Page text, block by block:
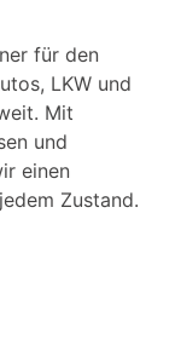
für den
LKW und
Mit
und
einen
Zustand.